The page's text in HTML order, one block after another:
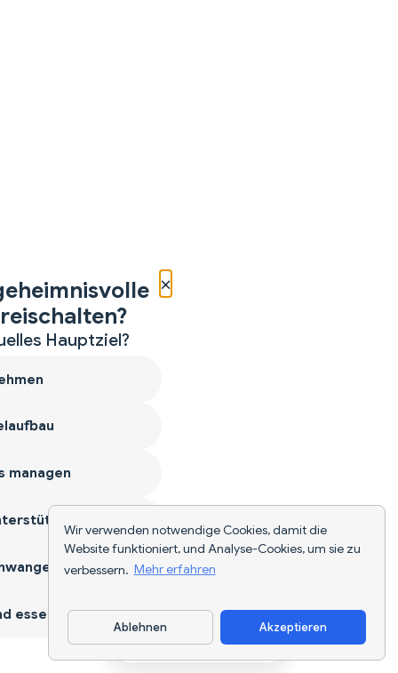
Wir verwenden notwendige Cookies, damit die
Website funktioniert, und Analyse-Cookies, um sie zu
verbessern. Mehr erfahren
Ablehnen Akzeptieren
App herunterladen
×
Hauptziel?
managen
essen